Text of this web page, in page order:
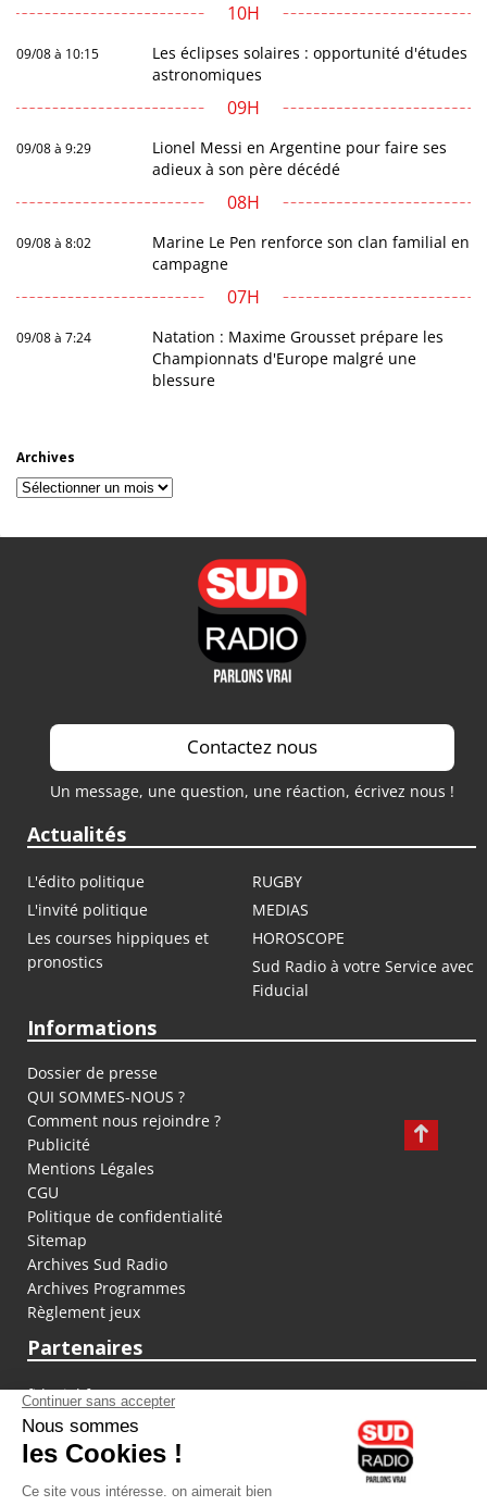
10H
09/08 à 10:15
Les éclipses solaires : opportunité d'études
astronomiques
09H
09/08 à 9:29
Lionel Messi en Argentine pour faire ses
adieux à son père décédé
08H
09/08 à 8:02
Marine Le Pen renforce son clan familial en
campagne
07H
09/08 à 7:24
Natation : Maxime Grousset prépare les
Championnats d'Europe malgré une
blessure
Archives
Archives
Contactez nous
Un message, une question, une réaction, écrivez nous !
Actualités
L'édito politique
RUGBY
L'invité politique
MEDIAS
Les courses hippiques et
pronostics
HOROSCOPE
Sud Radio à votre Service avec
Fiducial
Informations
Dossier de presse
QUI SOMMES-NOUS ?
Comment nous rejoindre ?
Publicité
Mentions Légales
CGU
Politique de confidentialité
Sitemap
Archives Sud Radio
Archives Programmes
Règlement jeux
Partenaires
fiducial.fr
lyoncapitale.fr
olympique-et-lyonnais.com
L'application Iphone / Android